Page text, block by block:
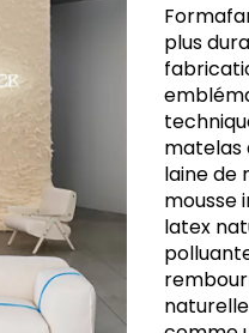
plus
matelas
laine de
mousse
latex